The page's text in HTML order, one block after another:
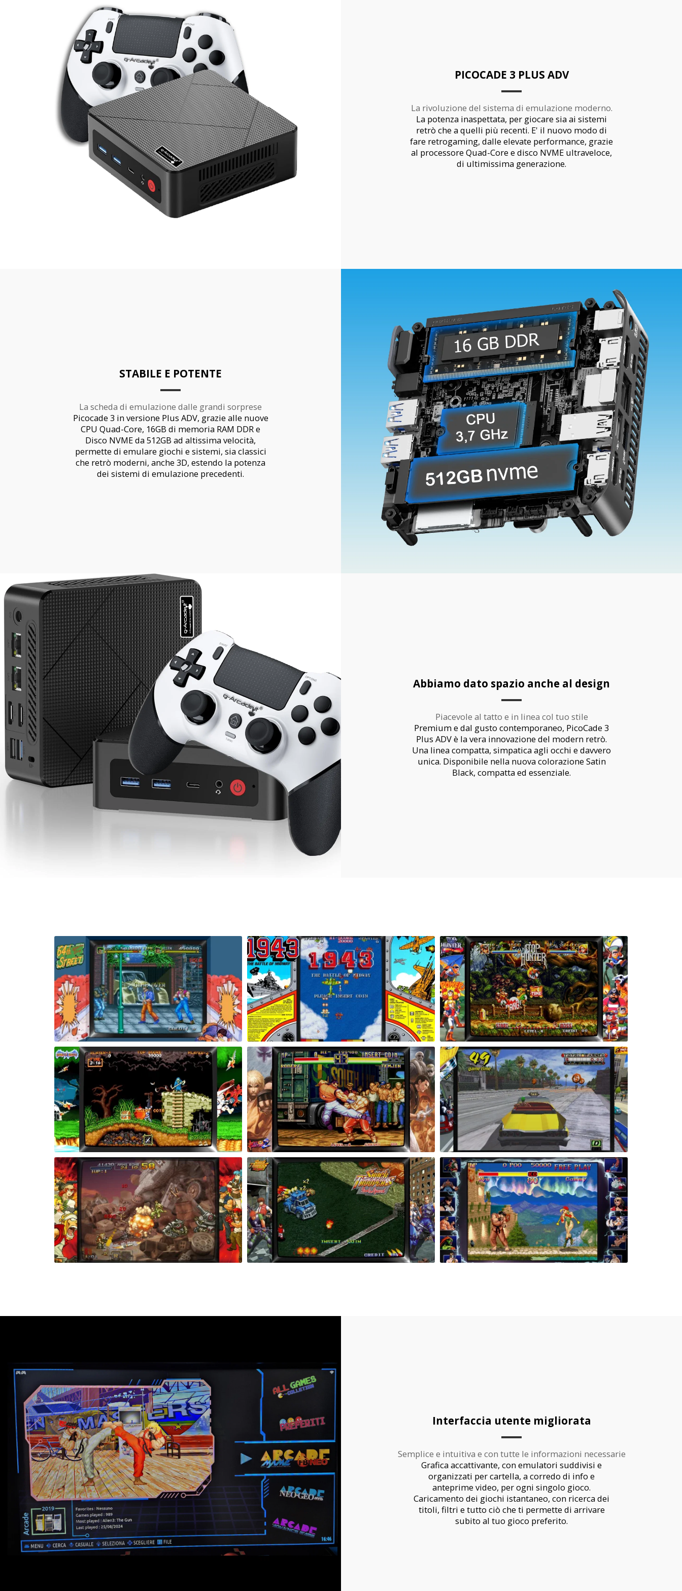
PICOCADE 3 PLUS ADV
La rivoluzione del sistema di emulazione moderno.
La potenza inaspettata, per giocare sia ai sistemi
retrò che a quelli più recenti. E' il nuovo modo di
fare retrogaming, dalle elevate performance, grazie
al processore Quad-Core e disco NVME ultraveloce,
di ultimissima generazione.
STABILE E POTENTE
La scheda di emulazione dalle grandi sorprese
Picocade 3 in versione Plus ADV, grazie alle nuove
CPU Quad-Core, 16GB di memoria RAM DDR e
Disco NVME da 512GB ad altissima velocità,
permette di emulare giochi e sistemi, sia classici
che retrò moderni, anche 3D, estendo la potenza
dei sistemi di emulazione precedenti.
Abbiamo dato spazio anche al design
Piacevole al tatto e in linea col tuo stile
Premium e dal gusto contemporaneo, PicoCade 3
Plus ADV è la vera innovazione del modern retrò.
Una linea compatta, simpatica agli occhi e davvero
unica. Disponibile nella nuova colorazione Satin
Black, compatta ed essenziale.
Interfaccia utente migliorata
Semplice e intuitiva e con tutte le informazioni necessarie
Grafica accattivante, con emulatori suddivisi e
organizzati per cartella, a corredo di info e
anteprime video, per ogni singolo gioco.
Caricamento dei giochi istantaneo, con ricerca dei
titoli, filtri e tutto ciò che ti permette di arrivare
subito al tuo gioco preferito.